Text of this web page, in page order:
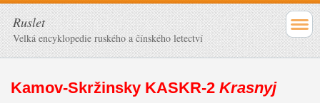
Ruslet
Velká encyklopedie ruského a čínského letectví
Kamov-Skržinsky KASKR-2 Krasnyj